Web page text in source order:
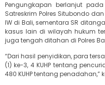
Pengungkapan berlanjut
Satreskrim Polres Situbondo
IW di Bali, sementara SR
kasus lain di wilayah hukum
juga tengah ditahan di Polres
“Dari hasil penyidikan, para
(1) ke-3, 4 KUHP tentang
480 KUHP tentang penadahan,”